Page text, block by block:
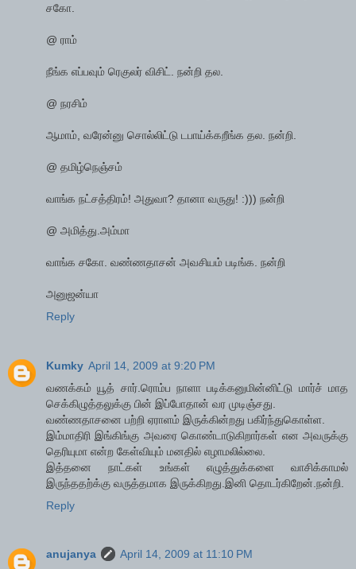
சகோ.
@ ராம்
நீங்க எப்பவும் ரெகுலர் விசிட். நன்றி தல.
@ நரசிம்
ஆமாம், வரேன்னு சொல்லிட்டு டபாய்க்கறீங்க தல. நன்றி.
@ தமிழ்நெஞ்சம்
வாங்க நட்சத்திரம்! அதுவா? தானா வருது! :))) நன்றி
@ அமித்து.அம்மா
வாங்க சகோ. வண்ணதாசன் அவசியம் படிங்க. நன்றி
அனுஜன்யா
Reply
Kumky April 14, 2009 at 9:20 PM
வணக்கம் யூத் சார்.ரொம்ப நாளா படிக்கனுமின்னிட்டு மார்ச் மாத
செக்கிழுத்தலுக்கு பின் இப்போதான் வர முடிஞ்சது.
வண்ணதாசனை பற்றி ஏராளம் இருக்கின்றது பகிர்ந்துகொள்ள.
இம்மாதிரி இங்கிங்கு அவரை கொண்டாடுகிறார்கள் என அவருக்கு
தெரியுமா என்ற கேள்வியும் மனதில் எழாமலில்லை.
இத்தனை நாட்கள் உங்கள் எழுத்துக்களை வாசிக்காமல்
இருந்ததற்க்கு வருத்தமாக இருக்கிறது.இனி தொடர்கிறேன்.நன்றி.
Reply
anujanya
April 14, 2009 at 11:10 PM